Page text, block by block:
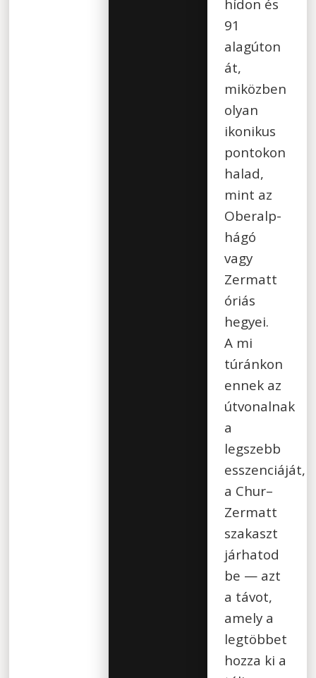
hídon és
91
alagúton
át,
miközben
olyan
ikonikus
pontokon
halad,
mint az
Oberalp-
hágó
vagy
Zermatt
óriás
hegyei.
A mi
túránkon
ennek az
útvonalnak
a
legszebb
esszenciáját,
a Chur–
Zermatt
szakaszt
járhatod
be — azt
a távot,
amely a
legtöbbet
hozza ki a